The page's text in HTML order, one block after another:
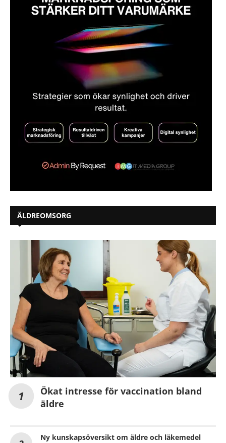
ÄLDREOMSORG
Ökat intresse för vaccination bland
äldre
Ny kunskapsöversikt om äldre och läkemedel